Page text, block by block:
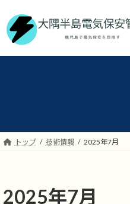
トップ 技術情報 2025年7月
2025年7月